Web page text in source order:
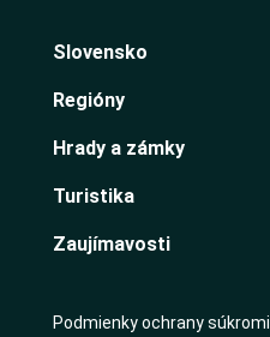
Slovensko
Regióny
Hrady a zámky
Turistika
Zaujímavosti
Podmienky ochrany